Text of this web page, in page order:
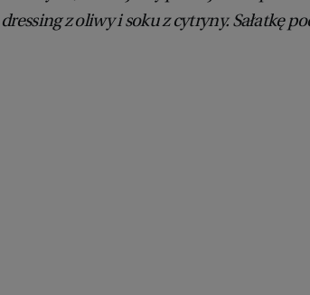
dressing z oliwy i soku z cytryny. Sałatkę